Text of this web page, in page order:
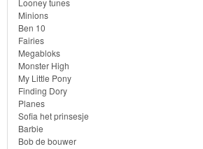
Looney tunes
Minions
Ben 10
Fairies
Megabloks
Monster High
My Little Pony
Finding Dory
Planes
Sofia het prinsesje
Barbie
Bob de bouwer